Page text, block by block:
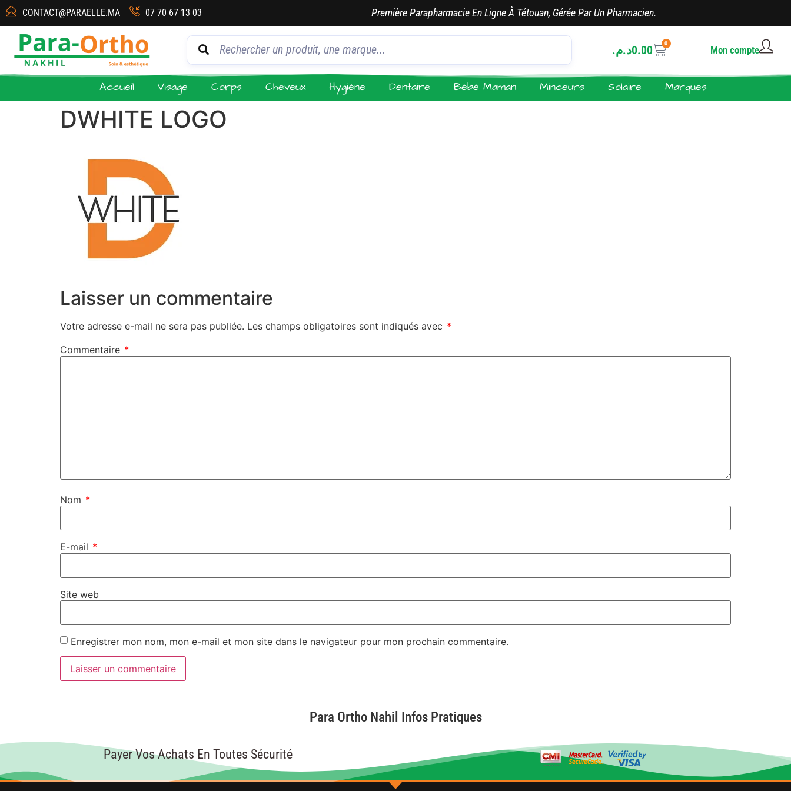
CONTACT@PARAELLE.MA 07 70 67 13 03 Première Parapharmacie En Ligne À Tétouan, Gérée Par Un Pharmacien.
0.00د.م. 0
Mon compte
Accueil Visage Corps Cheveux Hygiène Dentaire Bébé Maman Minceurs Solaire Marques
DWHITE LOGO
Laisser un commentaire
Votre adresse e-mail ne sera pas publiée. Les champs obligatoires sont indiqués avec *
Commentaire *
Nom *
E-mail *
Site web
Enregistrer mon nom, mon e-mail et mon site dans le navigateur pour mon prochain commentaire.
Para Ortho Nahil Infos Pratiques
Payer Vos Achats En Toutes Sécurité